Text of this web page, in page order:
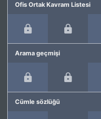
Ofis Ortak Kavram Listesi
Arama geçmişi
Cümle sözlüğü